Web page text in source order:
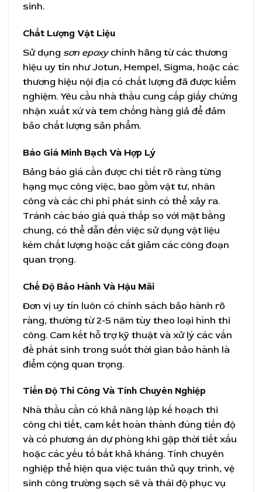
sinh.
Chất Lượng Vật Liệu
Sử dụng sơn epoxychính hãng từ các thương
hiệu uy tín như Jotun, Hempel, Sigma, hoặc các
thương hiệu nội địa có chất lượng đã được kiểm
nghiệm. Yêu cầu nhà thầu cung cấp giấy chứng
nhận xuất xứ và tem chống hàng giả để đảm
bảo chất lượng sản phẩm.
Báo Giá Minh Bạch Và Hợp Lý
Bảng báo giá cần được chi tiết rõ ràng từng
hạng mục công việc, bao gồm vật tư, nhân
công và các chi phí phát sinh có thể xảy ra.
Tránh các báo giá quá thấp so với mặt bằng
chung, có thể dẫn đến việc sử dụng vật liệu
kém chất lượng hoặc cắt giảm các công đoạn
quan trọng.
Chế Độ Bảo Hành Và Hậu Mãi
Đơn vị uy tín luôn có chính sách bảo hành rõ
ràng, thường từ 2-5 năm tùy theo loại hình thi
công. Cam kết hỗ trợ kỹ thuật và xử lý các vấn
đề phát sinh trong suốt thời gian bảo hành là
điểm cộng quan trọng.
Tiến Độ Thi Công Và Tính Chuyên Nghiệp
Nhà thầu cần có khả năng lập kế hoạch thi
công chi tiết, cam kết hoàn thành đúng tiến độ
và có phương án dự phòng khi gặp thời tiết xấu
hoặc các yếu tố bất khả kháng. Tính chuyên
nghiệp thể hiện qua việc tuân thủ quy trình, vệ
sinh công trường sạch sẽ và thái độ phục vụ